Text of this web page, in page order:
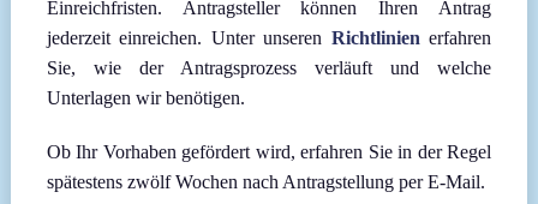
Einreichfristen. Antragsteller können Ihren Antrag
jederzeit einreichen. Unter unseren Richtlinien erfahren
Sie, wie der Antragsprozess verläuft und welche
Unterlagen wir benötigen.
Ob Ihr Vorhaben gefördert wird, erfahren Sie in der Regel
spätestens zwölf Wochen nach Antragstellung per E-Mail.